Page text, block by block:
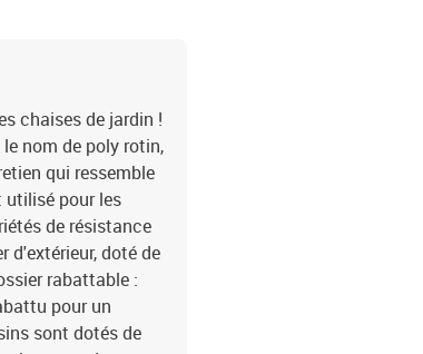
chaises de jardin !
nom de poly rotin,
qui ressemble
utilisé pour les
de résistance
d'extérieur, doté de
rabattable :
pour un
sont dotés de